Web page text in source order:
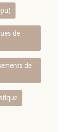
de
de